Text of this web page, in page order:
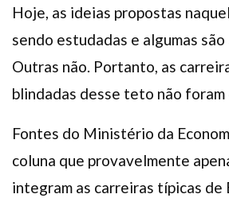
Hoje, as ideias propostas
sendo estudadas e algumas
Outras não. Portanto, as
blindadas desse teto não foram
Fontes do Ministério da
coluna que provavelmente
integram as carreiras típicas de